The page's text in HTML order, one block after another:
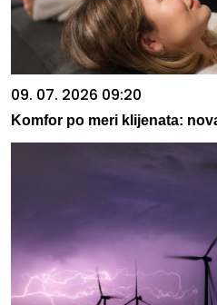
09. 07. 2026 09:20
Komfor po meri klijenata: